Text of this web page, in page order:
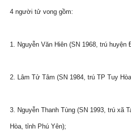
4 người tử vong gồm:
1. Nguyễn Văn Hiên (SN 1968, trú huyện
2. Lâm Tử Tâm (SN 1984, trú TP Tuy
3. Nguyễn Thanh Tùng (SN 1993, trú xã
Hòa, tỉnh Phú Yên);